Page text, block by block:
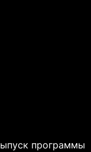
программы